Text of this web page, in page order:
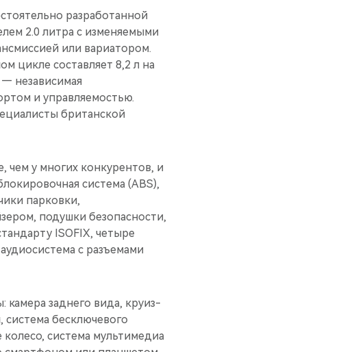
разработанной
2.0 литра с изменяемыми
или вариатором.
цикле составляет 8,2 л на
независимая
и управляемостью.
британской
чем у многих конкурентов, и
система (ABS),
парковки,
подушки безопасности,
ISOFIX, четыре
с разъемами
заднего вида, круиз-
система бесключевого
система мультимедиа